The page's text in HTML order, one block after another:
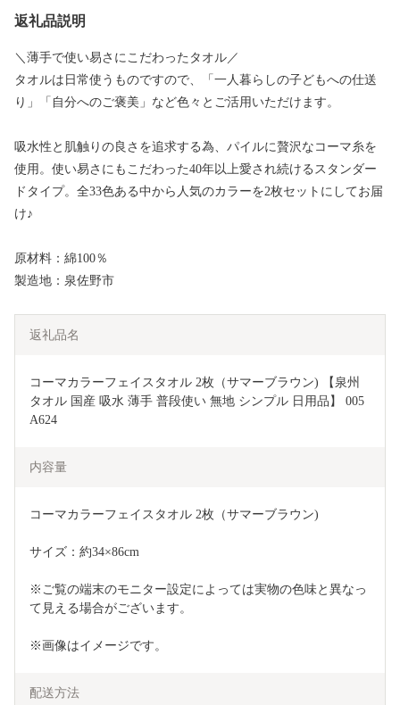
返礼品説明
＼薄手で使い易さにこだわったタオル／
タオルは日常使うものですので、「一人暮らしの子どもへの仕送
り」「自分へのご褒美」など色々とご活用いただけます。
吸水性と肌触りの良さを追求する為、パイルに贅沢なコーマ糸を
使用。使い易さにもこだわった40年以上愛され続けるスタンダー
ドタイプ。全33色ある中から人気のカラーを2枚セットにしてお届
け♪
原材料：綿100％
製造地：泉佐野市
返礼品名
コーマカラーフェイスタオル 2枚（サマーブラウン) 【泉州
タオル 国産 吸水 薄手 普段使い 無地 シンプル 日用品】 005
A624
内容量
コーマカラーフェイスタオル 2枚（サマーブラウン)
サイズ：約34×86cm
※ご覧の端末のモニター設定によっては実物の色味と異なっ
て見える場合がございます。
※画像はイメージです。
配送方法